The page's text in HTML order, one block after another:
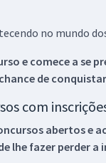
no mundo
e comece a se
de
com
abertos e
fazer perder a